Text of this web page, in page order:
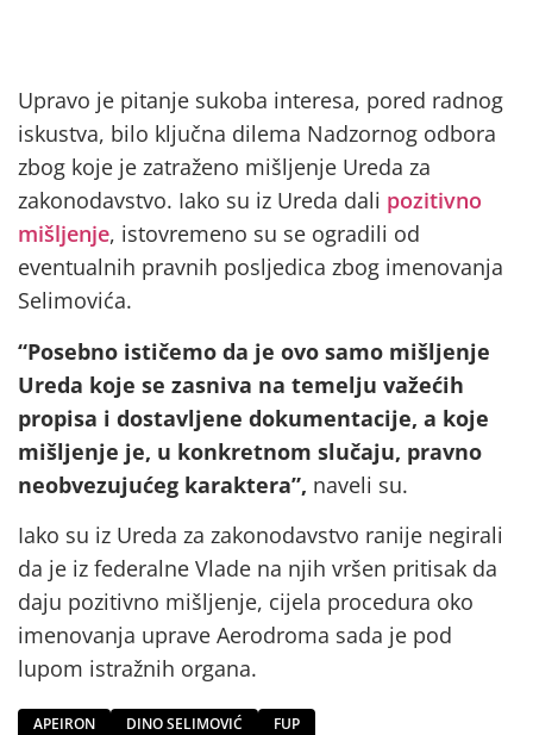
Upravo je pitanje sukoba interesa, pored radnog
iskustva, bilo ključna dilema Nadzornog odbora
zbog koje je zatraženo mišljenje Ureda za
zakonodavstvo. Iako su iz Ureda dali pozitivno
mišljenje, istovremeno su se ogradili od
eventualnih pravnih posljedica zbog imenovanja
Selimovića.
“Posebno ističemo da je ovo samo mišljenje
Ureda koje se zasniva na temelju važećih
propisa i dostavljene dokumentacije, a koje
mišljenje je, u konkretnom slučaju, pravno
neobvezujućeg karaktera”, naveli su.
Iako su iz Ureda za zakonodavstvo ranije negirali
da je iz federalne Vlade na njih vršen pritisak da
daju pozitivno mišljenje, cijela procedura oko
imenovanja uprave Aerodroma sada je pod
lupom istražnih organa.
APEIRON DINO SELIMOVIĆ
FUP